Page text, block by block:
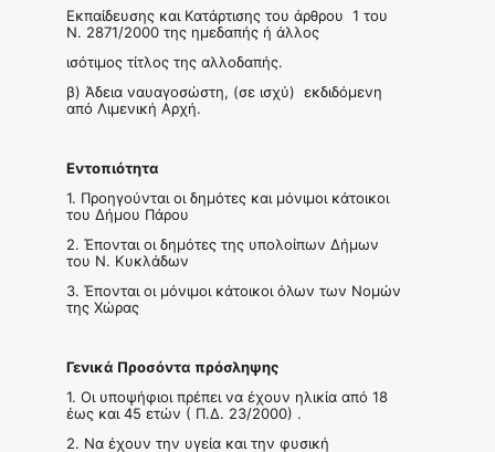
Εκπαίδευσης και Κατάρτισης του άρθρου 1 του
Ν. 2871/2000 της ημεδαπής ή άλλος
ισότιμος τίτλος της αλλοδαπής.
β) Άδεια ναυαγοσώστη, (σε ισχύ) εκδιδόμενη
από Λιμενική Αρχή.
Εντοπιότητα
1. Προηγούνται οι δημότες και μόνιμοι κάτοικοι
του Δήμου Πάρου
2. Έπονται οι δημότες της υπολοίπων Δήμων
του Ν. Κυκλάδων
3. Έπονται οι μόνιμοι κάτοικοι όλων των Νομών
της Χώρας
Γενικά Προσόντα πρόσληψης
1. Οι υποψήφιοι πρέπει να έχουν ηλικία από 18
έως και 45 ετών ( Π.Δ. 23/2000) .
2. Να έχουν την υγεία και την φυσική